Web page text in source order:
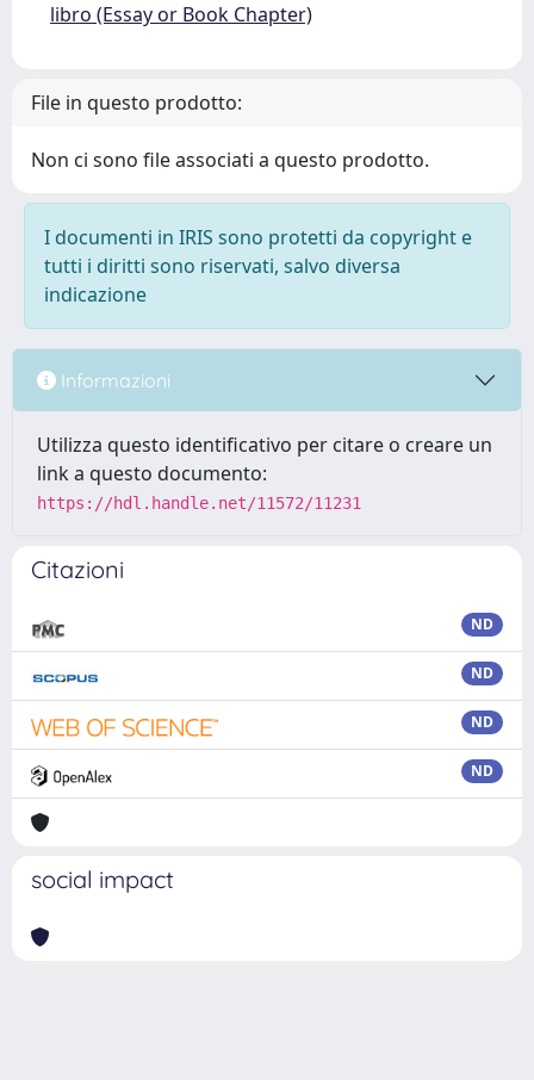
libro (Essay or Book Chapter)
File in questo prodotto:
Non ci sono file associati a questo prodotto.
I documenti in IRIS sono protetti da copyright e
tutti i diritti sono riservati, salvo diversa
indicazione
Informazioni
Utilizza questo identificativo per citare o creare un
link a questo documento:
https://hdl.handle.net/11572/11231
Citazioni
ND
ND
ND
ND
social impact